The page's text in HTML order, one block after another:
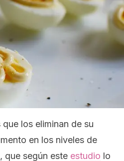
los eliminan de su
en los niveles de
que según este estudio lo